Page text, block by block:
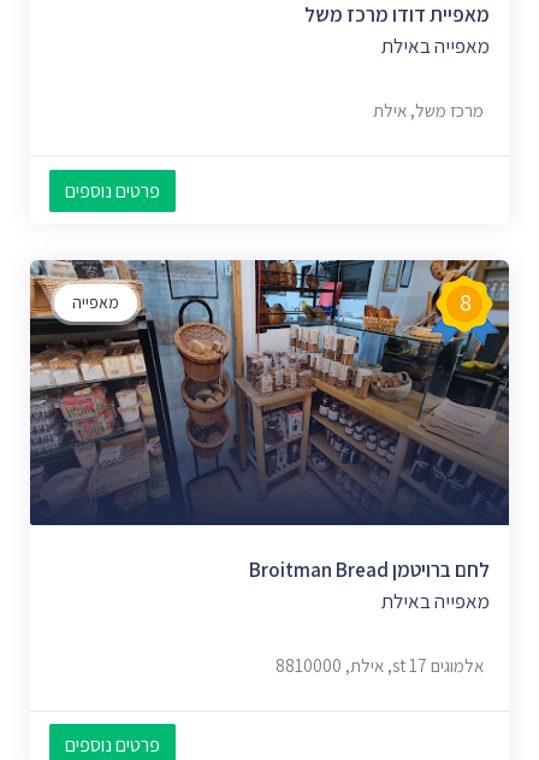
מאפיית דודו מרכז משל
מאפייה באילת
מרכז משל, אילת
פרטים נוספים
מאפייה 8
לחם ברויטמן Broitman Bread
מאפייה באילת
אלמוגים 17 st, אילת, 8810000
פרטים נוספים